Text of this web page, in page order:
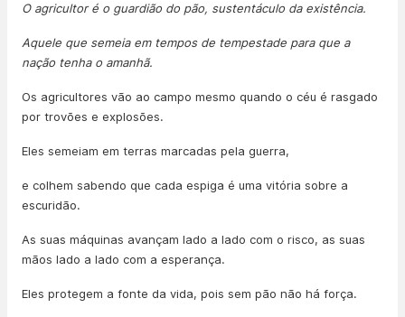
O agricultor é o guardião do pão, sustentáculo da existência.
Aquele que semeia em tempos de tempestade para que a
nação tenha o amanhã.
Os agricultores vão ao campo mesmo quando o céu é rasgado
por trovões e explosões.
Eles semeiam em terras marcadas pela guerra,
e colhem sabendo que cada espiga é uma vitória sobre a
escuridão.
As suas máquinas avançam lado a lado com o risco, as suas
mãos lado a lado com a esperança.
Eles protegem a fonte da vida, pois sem pão não há força.